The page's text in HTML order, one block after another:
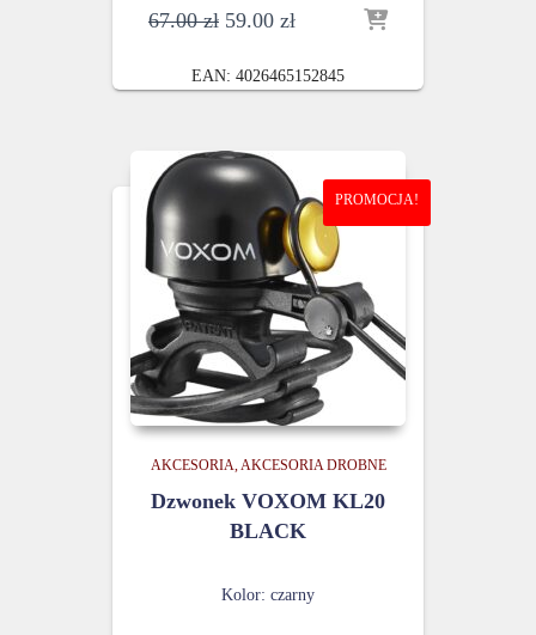
67.00zł Pierwotna
wynosiła:
67.00 zł.
59.00 złAktualna
wynosi:
59.00 zł.
EAN: 4026465152845
PROMOCJA!
AKCESORIA AKCESORIA DROBNE
Dzwonek VOXOM KL20
BLACK
Kolor: czarny